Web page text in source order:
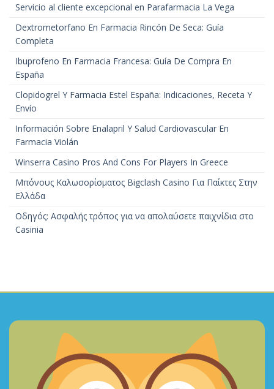
Servicio al cliente excepcional en Parafarmacia La Vega
Dextrometorfano En Farmacia Rincón De Seca: Guía
Completa
Ibuprofeno En Farmacia Francesa: Guía De Compra En
España
Clopidogrel Y Farmacia Estel España: Indicaciones, Receta Y
Envío
Información Sobre Enalapril Y Salud Cardiovascular En
Farmacia Violán
Winserra Casino Pros And Cons For Players In Greece
Μπόνους Καλωσορίσματος Bigclash Casino Για Παίκτες Στην
Ελλάδα
Οδηγός: Ασφαλής τρόπος για να απολαύσετε παιχνίδια στο
Casinia